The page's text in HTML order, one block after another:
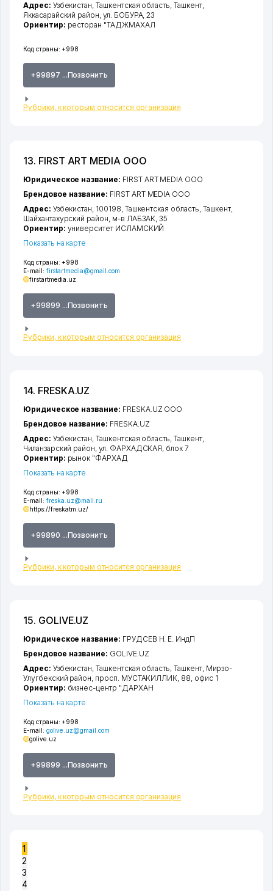
Код страны: +998
+99897 ...Позвонить
Рубрики, к которым относится организация
Адрес: Узбекистан,Ташкентская область,Ташкент,
Яккасарайский район, ул. БОБУРА, 23
Ориентир: ресторан "ТАДЖМАХАЛ
13. FIRST ART MEDIA ООО
Код страны: +998
E-mail: firstartmedia@gmail.com
firstartmedia.uz
+99899 ...Позвонить
Рубрики, к которым относится организация
Юридическое название: FIRST ART MEDIA ООО
Брендовое название: FIRST ART MEDIA ООО
Адрес: Узбекистан, 100198, Ташкентская область Ташкент
Шайхантахурский район м-в ЛАБЗАК , 35
Ориентир: университет ИСЛАМСКИЙ
Показать на карте
14. FRESKA.UZ
Код страны: +998
E-mail: freska.uz@mail.ru
https://freskatm.uz/
+99890 ...Позвонить
Рубрики, к которым относится организация
Юридическое название: FRESKA.UZ ООО
Брендовое название: FRESKA.UZ
Адрес: Узбекистан,Ташкентская область ,Ташкент,
Чиланзарский район ,ул. ФАРХАДСКАЯ , блок 7
Ориентир: рынок "ФАРХАД
Показать на карте
15. GOLIVE.UZ
Код страны: +998
E-mail: golive.uz@gmail.com
golive.uz
+99899 ...Позвонить
Рубрики, к которым относится организация
Юридическое название: ГРУДСЕВ Н. Е. ИндП
Брендовое название: GOLIVE.UZ
Адрес: Узбекистан,Ташкентская область,Ташкент, Мирзо-
Улугбекский район, просп. МУСТАКИЛЛИК, 88, офис 1
Ориентир: бизнес-центр "ДАРХАН
Показать на карте
1
2
3
4